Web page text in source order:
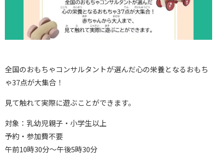
全国のおもちゃコンサルタントが選んだ心の栄養となるおもち
ゃ37点が大集合！
見て触れて実際に遊ぶことができます。
対象：乳幼児親子・小学生以上
予約・参加費不要
午前10時30分～午後5時30分